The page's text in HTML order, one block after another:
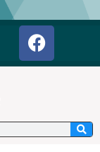
F
a
c
o
o